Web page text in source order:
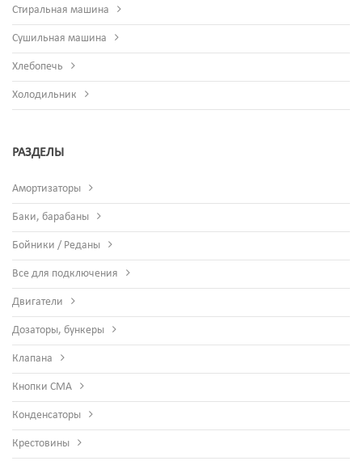
Стиральная машина
Сушильная машина
Хлебопечь
Холодильник
РАЗДЕЛЫ
Амортизаторы
Баки, барабаны
Бойники / Реданы
Все для подключения
Двигатели
Дозаторы, бункеры
Клапана
Кнопки СМА
Конденсаторы
Крестовины